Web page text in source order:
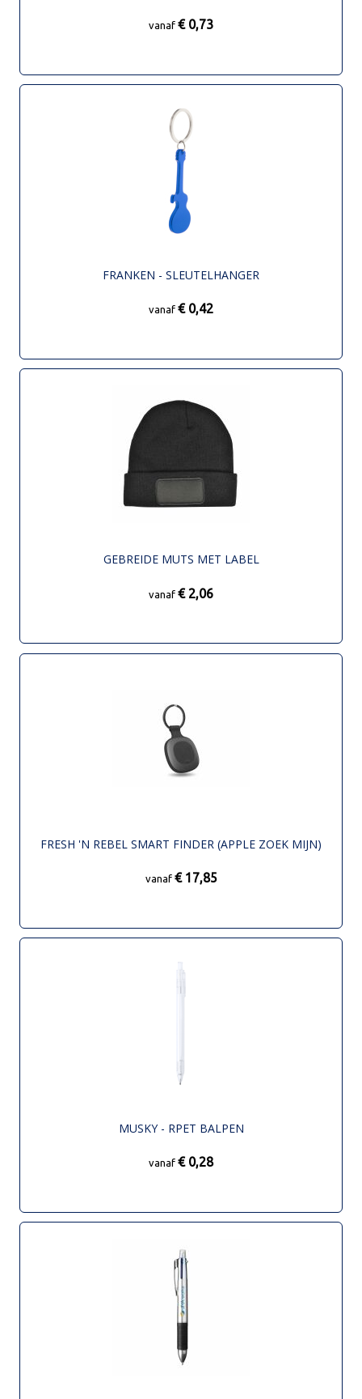
vanaf € 0,73
FRANKEN - SLEUTELHANGER
vanaf € 0,42
GEBREIDE MUTS MET LABEL
vanaf € 2,06
FRESH 'N REBEL SMART FINDER (APPLE ZOEK MIJN)
vanaf € 17,85
MUSKY - RPET BALPEN
vanaf € 0,28